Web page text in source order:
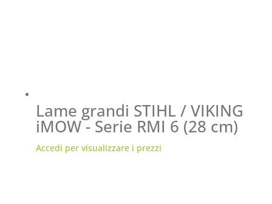
Lame grandi STIHL / VIKING
iMOW - Serie RMI 6 (28 cm)
Accedi per visualizzare i prezzi